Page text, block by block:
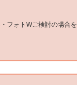
フォトWご検討の場合を